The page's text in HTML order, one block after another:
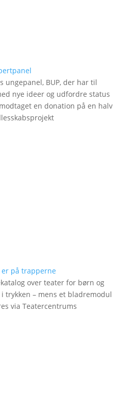
ungepanel, BUP, der har til
nye ideer og udfordre status
en donation på en halv
er på trapperne
over teater for børn og
trykken – mens et bladremodul
via Teatercentrums